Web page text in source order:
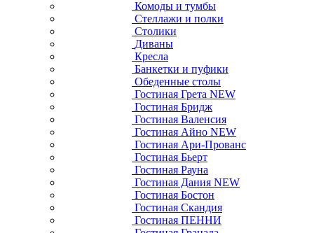
Комоды и тумбы
Стеллажи и полки
Столики
Диваны
Кресла
Банкетки и пуфики
Обеденные столы
Гостиная Грета NEW
Гостиная Бридж
Гостиная Валенсия
Гостиная Айно NEW
Гостиная Ари-Прованс
Гостиная Бьерт
Гостиная Рауна
Гостиная Дания NEW
Гостиная Бостон
Гостиная Скандия
Гостиная ПЕННИ